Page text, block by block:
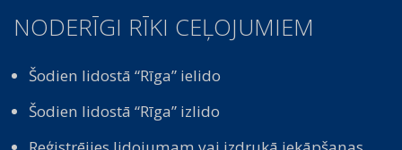
NODERĪGI RĪKI CEĻOJUMIEM
Šodien lidostā “Rīga” ielido
Šodien lidostā “Rīga” izlido